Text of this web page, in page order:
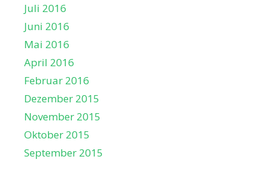
Juli 2016
Juni 2016
Mai 2016
April 2016
Februar 2016
Dezember 2015
November 2015
Oktober 2015
September 2015